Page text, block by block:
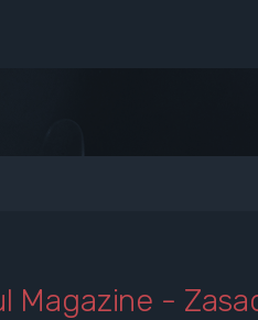
Magazine -